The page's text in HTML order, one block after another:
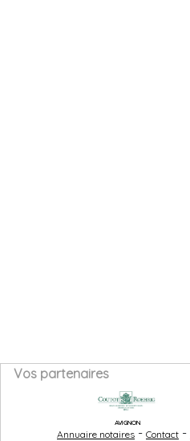
Vos partenaires
AVIGNON
Annuaire notaires - Contact -